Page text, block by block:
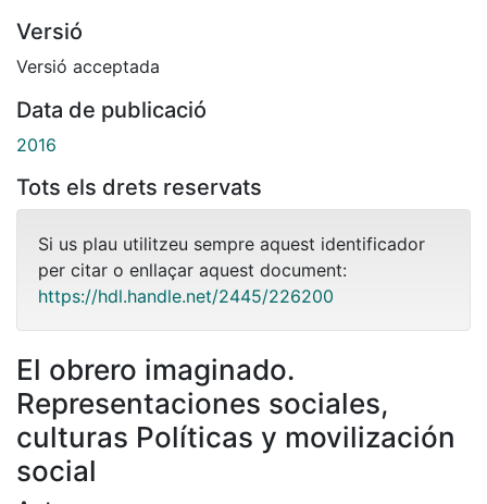
Versió
Versió acceptada
Data de publicació
2016
Tots els drets reservats
Si us plau utilitzeu sempre aquest identificador
per citar o enllaçar aquest document:
https://hdl.handle.net/2445/226200
El obrero imaginado.
Representaciones sociales,
culturas Políticas y movilización
social